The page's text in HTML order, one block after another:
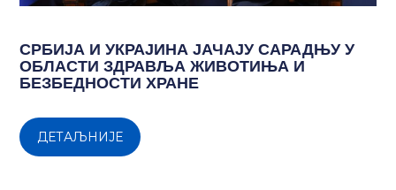
СРБИЈА И УКРАЈИНА ЈАЧАЈУ САРАДЊУ У
ОБЛАСТИ ЗДРАВЉА ЖИВОТИЊА И
БЕЗБЕДНОСТИ ХРАНЕ
ДЕТАЉНИЈЕ